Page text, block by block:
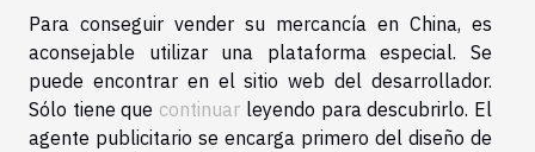
Para conseguir vender su mercancía en China, es
aconsejable utilizar una plataforma especial. Se
puede encontrar en el sitio web del desarrollador.
Sólo tiene que continuar leyendo para descubrirlo. El
agente publicitario se encarga primero del diseño de